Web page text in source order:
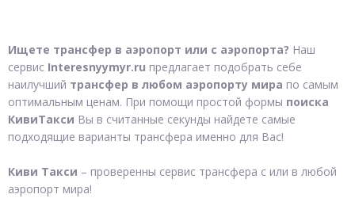
Ищете трансфер в аэропорт или с аэропорта? Наш
сервис Interesnyymyr.ru предлагает подобрать себе
наилучший трансфер в любом аэропорту мира по самым
оптимальным ценам. При помощи простой формы поиска
КивиТакси Вы в считанные секунды найдете самые
подходящие варианты трансфера именно для Вас!
Киви Такси – проверенны сервис трансфера с или в любой
аэропорт мира!